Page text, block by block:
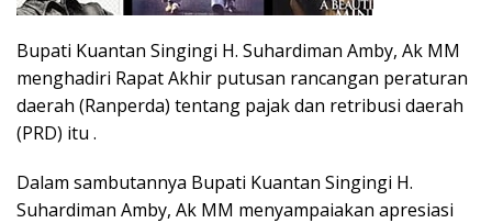
Bupati Kuantan Singingi H. Suhardiman Amby, Ak MM
menghadiri Rapat Akhir putusan rancangan peraturan
daerah (Ranperda) tentang pajak dan retribusi daerah
(PRD) itu .
Dalam sambutannya Bupati Kuantan Singingi H.
Suhardiman Amby, Ak MM menyampaiakan apresiasi